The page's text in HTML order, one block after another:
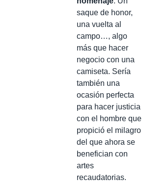
saque de honor,
una vuelta al
campo…, algo
más que hacer
negocio con una
camiseta. Sería
también una
ocasión perfecta
para hacer justicia
con el hombre que
propició el milagro
del que ahora se
benefician con
artes
recaudatorias.